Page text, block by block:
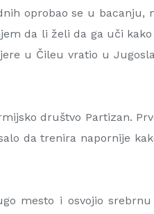
oprobao se u
da li želi da ga uči
u Čileu vratio u
društvo Partizan.
da trenira napornije
mesto i osvojio